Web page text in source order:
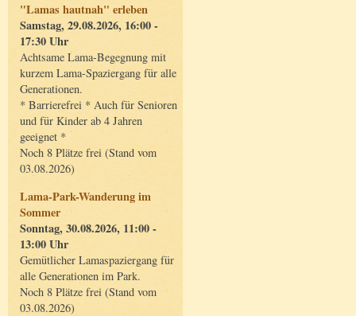
"Lamas hautnah" erleben
Samstag, 29.08.2026, 16:00 -
17:30 Uhr
Achtsame Lama-Begegnung mit
kurzem Lama-Spaziergang für alle
Generationen.
* Barrierefrei * Auch für Senioren
und für Kinder ab 4 Jahren
geeignet *
Noch 8 Plätze frei (Stand vom
03.08.2026)
Lama-Park-Wanderung im
Sommer
Sonntag, 30.08.2026, 11:00 -
13:00 Uhr
Gemütlicher Lamaspaziergang für
alle Generationen im Park.
Noch 8 Plätze frei (Stand vom
03.08.2026)